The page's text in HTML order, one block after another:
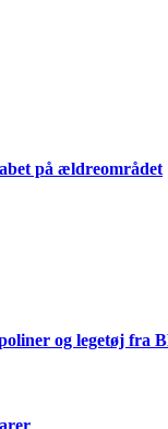
på ældreområdet
og legetøj fra